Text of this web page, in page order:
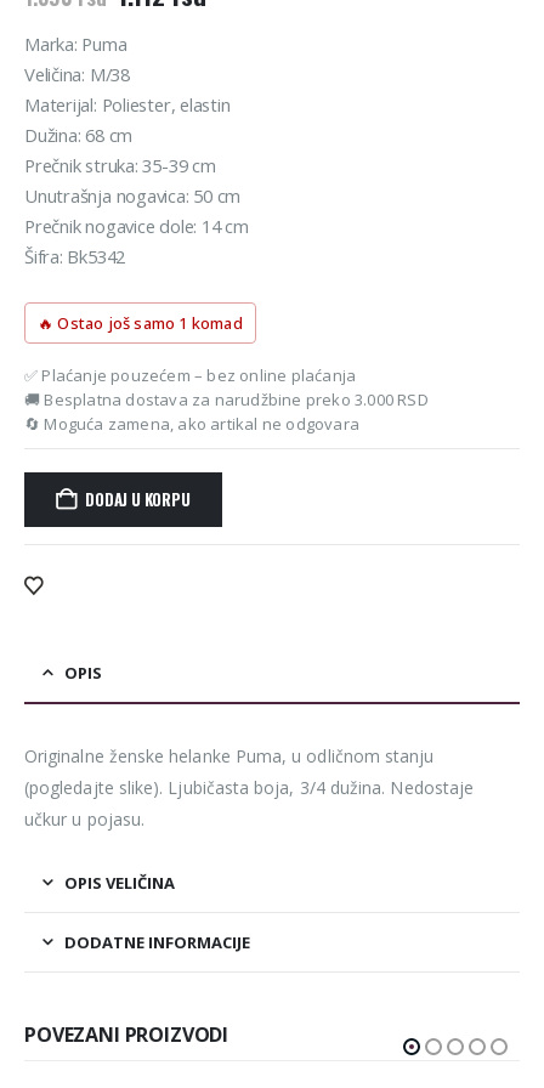
cena
je
bila:
1.390 rsd.
cena
Marka: Puma
Veličina: M/38
Materijal: Poliester, elastin
Dužina: 68 cm
Prečnik struka: 35-39 cm
Unutrašnja nogavica: 50 cm
Prečnik nogavice dole: 14 cm
Šifra: Bk5342
🔥 Ostao još samo 1 komad
✅ Plaćanje pouzećem – bez online plaćanja
🚚 Besplatna dostava za narudžbine preko 3.000 RSD
🔄 Moguća zamena, ako artikal ne odgovara
DODAJ U KORPU
Alternative:
OPIS
Originalne ženske helanke Puma, u odličnom stanju
(pogledajte slike). Ljubičasta boja, 3/4 dužina. Nedostaje
učkur u pojasu.
OPIS VELIČINA
DODATNE INFORMACIJE
POVEZANI PROIZVODI